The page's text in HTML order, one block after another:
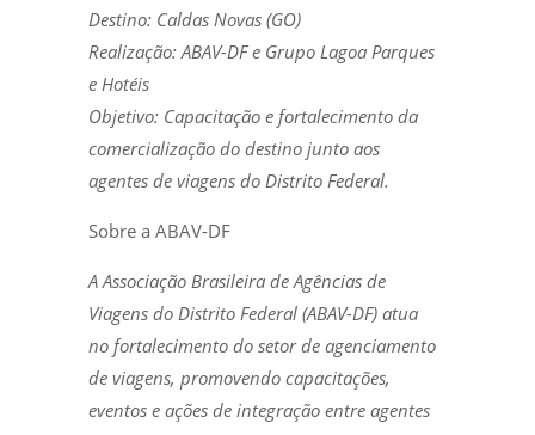
Destino: Caldas Novas (GO)
Realização: ABAV-DF e Grupo Lagoa Parques
e Hotéis
Objetivo: Capacitação e fortalecimento da
comercialização do destino junto aos
agentes de viagens do Distrito Federal.
Sobre a ABAV-DF
A Associação Brasileira de Agências de
Viagens do Distrito Federal (ABAV-DF) atua
no fortalecimento do setor de agenciamento
de viagens, promovendo capacitações,
eventos e ações de integração entre agentes